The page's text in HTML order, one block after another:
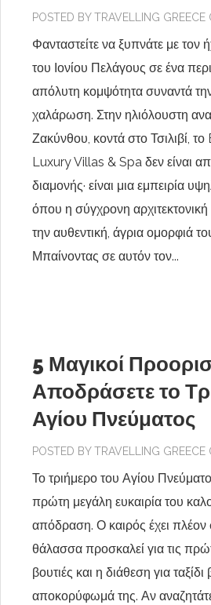
POSTED BYTRAVELLING GREECE
Φανταστείτε να ξυπνάτε με τον
του Ιονίου Πελάγους σε ένα
απόλυτη κομψότητα συναντά
χαλάρωση. Στην ηλιόλουστη
Ζακύνθου, κοντά στο Τσιλιβί,
Luxury Villas & Spa δεν είναι
διαμονής· είναι μια εμπειρία
όπου η σύγχρονη αρχιτεκτονική
την αυθεντική, άγρια ομορφιά
Μπαίνοντας σε αυτόν τον...
5 Μαγικοί
Αποδράσετε το
Αγίου Πνεύματος
POSTED BYTRAVELLING GREECE
Το τριήμερο του Αγίου
πρώτη μεγάλη ευκαιρία του
απόδραση. Ο καιρός έχει πλέον
θάλασσα προσκαλεί για τις
βουτιές και η διάθεση για ταξίδι
αποκορύφωμά της. Αν